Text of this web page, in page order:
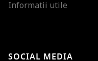
Informatii utile
SOCIAL MEDIA